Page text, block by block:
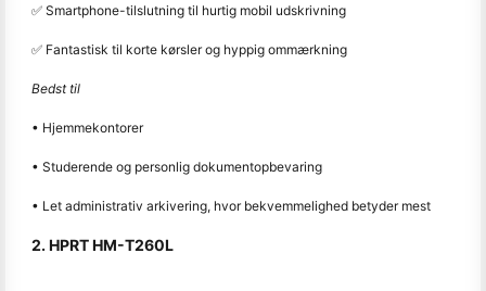
✅ Smartphone-tilslutning til hurtig mobil udskrivning
✅ Fantastisk til korte kørsler og hyppig ommærkning
Bedst til
• Hjemmekontorer
• Studerende og personlig dokumentopbevaring
• Let administrativ arkivering, hvor bekvemmelighed betyder mest
2. HPRT HM-T260L